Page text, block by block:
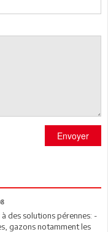
Envoyer
des solutions pérennes: -
gazons notamment les